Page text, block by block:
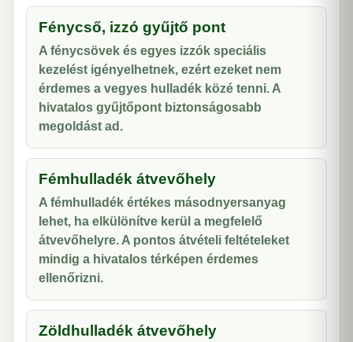
Fénycső, izzó gyűjtő pont
A fénycsövek és egyes izzók speciális
kezelést igényelhetnek, ezért ezeket nem
érdemes a vegyes hulladék közé tenni. A
hivatalos gyűjtőpont biztonságosabb
megoldást ad.
Fémhulladék átvevőhely
A fémhulladék értékes másodnyersanyag
lehet, ha elkülönítve kerül a megfelelő
átvevőhelyre. A pontos átvételi feltételeket
mindig a hivatalos térképen érdemes
ellenőrizni.
Zöldhulladék átvevőhely